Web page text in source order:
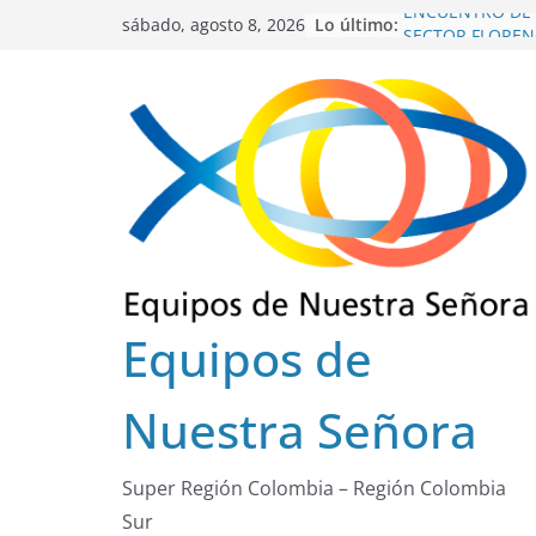
sábado, agosto 8, 2026 Lo último: ENCUENTRO
GRACIAS
ENSCOLSUR.
COLEGIO
EUCARISTÍA DE
OCTUBRE 2025
Equipos de
Nuestra Señora
Super Región Colombia – Región Colombia
Sur